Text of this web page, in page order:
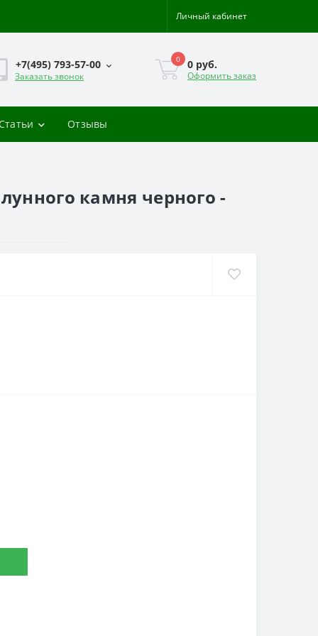
Личный кабинет
+7(495) 793-57-00
Заказать звонок
0 0 руб.
Оформить заказ
Отзывы
камня черного -